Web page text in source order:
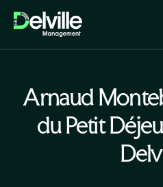
Arnaud
du Petit